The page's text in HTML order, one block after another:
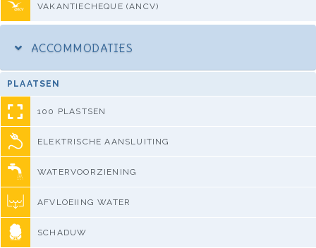
VAKANTIECHEQUE (ANCV)
ACCOMMODATIES
PLAATSEN
100 PLASTSEN
ELEKTRISCHE AANSLUITING
WATERVOORZIENING
AFVLOEIING WATER
SCHADUW